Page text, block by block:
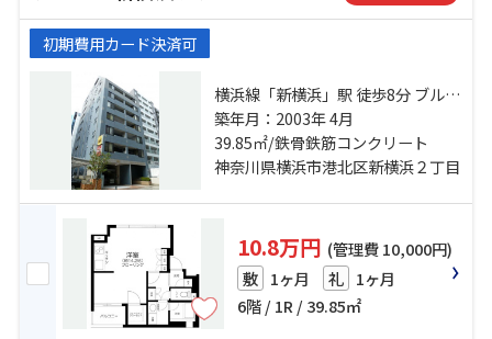
初期費用カード決済可
横浜線「新横浜」駅 徒歩8分 ブルー
ライン「岸根公園」駅 徒歩25分 横
浜線「小机」駅 徒歩18分
築年月：2003年 4月
39.85㎡/鉄骨鉄筋コンクリート
神奈川県横浜市港北区新横浜２丁目
10.8万円 (管理費 10,000円)
敷 1ヶ月 礼 1ヶ月
6階 / 1R / 39.85㎡